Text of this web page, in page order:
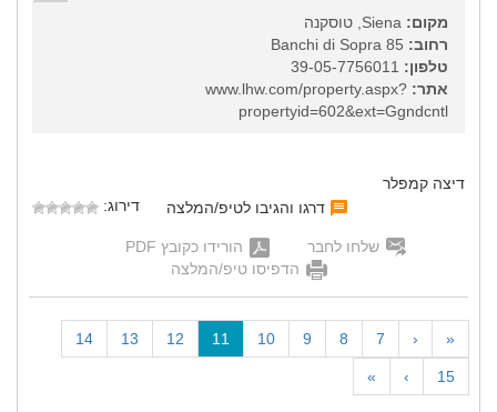
מקום:
רחוב:
טלפון:
אתר: www.lhw.com/property.aspx?
propertyid=602&ext=Ggndcntl
דיצה קמפלר
דרגו והגיבו לטיפ/המלצה
דירוג:
שלחו לחבר
הורידו כקובץ PDF
הדפיסו טיפ/המלצה
«
‹
7
8
9
10
11
c
12
13
14
15
›
»